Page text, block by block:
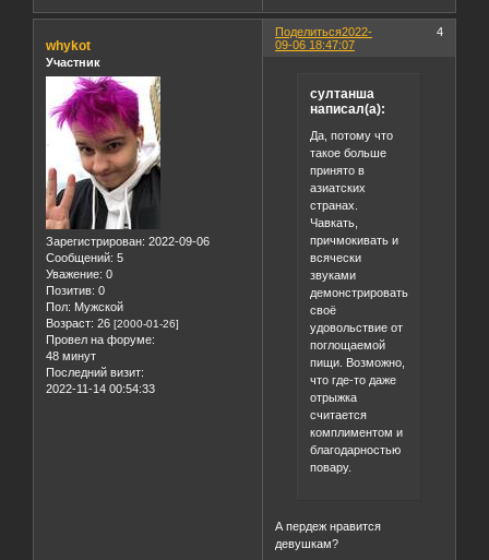
Поделиться 4
2022-
09-06 18:47:07
whykot
Участник
Зарегистрирован: 2022-09-06
Сообщений: 5
Уважение: 0
Позитив: 0
Пол: Мужской
Возраст: 26 [2000-01-26]
Провел на форуме:
48 минут
Последний визит:
2022-11-14 00:54:33
султанша
написал(а):
Да, потому что
такое больше
принято в
азиатских
странах.
Чавкать,
причмокивать и
всячески
звуками
демонстрировать
своё
удовольствие от
поглощаемой
пищи. Возможно,
что где-то даже
отрыжка
считается
комплиментом и
благодарностью
повару.
А пердеж нравится
девушкам?